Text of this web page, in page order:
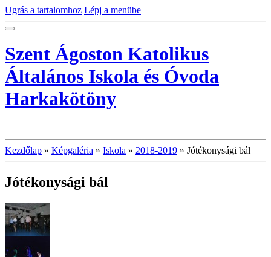
Ugrás a tartalomhoz Lépj a menübe
Szent Ágoston Katolikus
Általános Iskola és Óvoda
Harkakötöny
Kezdőlap » Képgaléria » Iskola » 2018-2019 » Jótékonysági bál
Jótékonysági bál